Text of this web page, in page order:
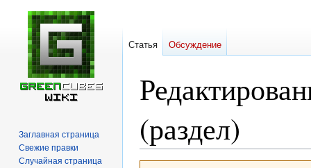
(раздел)
Статья Обсуждение
Заглавная страница
Свежие правки
Случайная страница